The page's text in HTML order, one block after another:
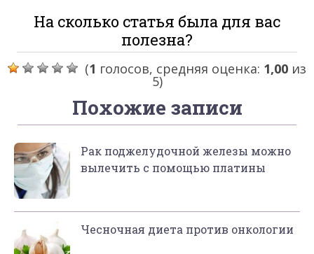
На сколько статья была для вас
полезна?
(1 голосов, средняя оценка: 1,00 из
5)
Похожие записи
Рак поджелудочной железы можно
вылечить с помощью платины
Чесночная диета против онкологии